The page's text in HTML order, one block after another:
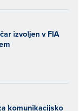
izvoljen v FIA
komunikacijsko